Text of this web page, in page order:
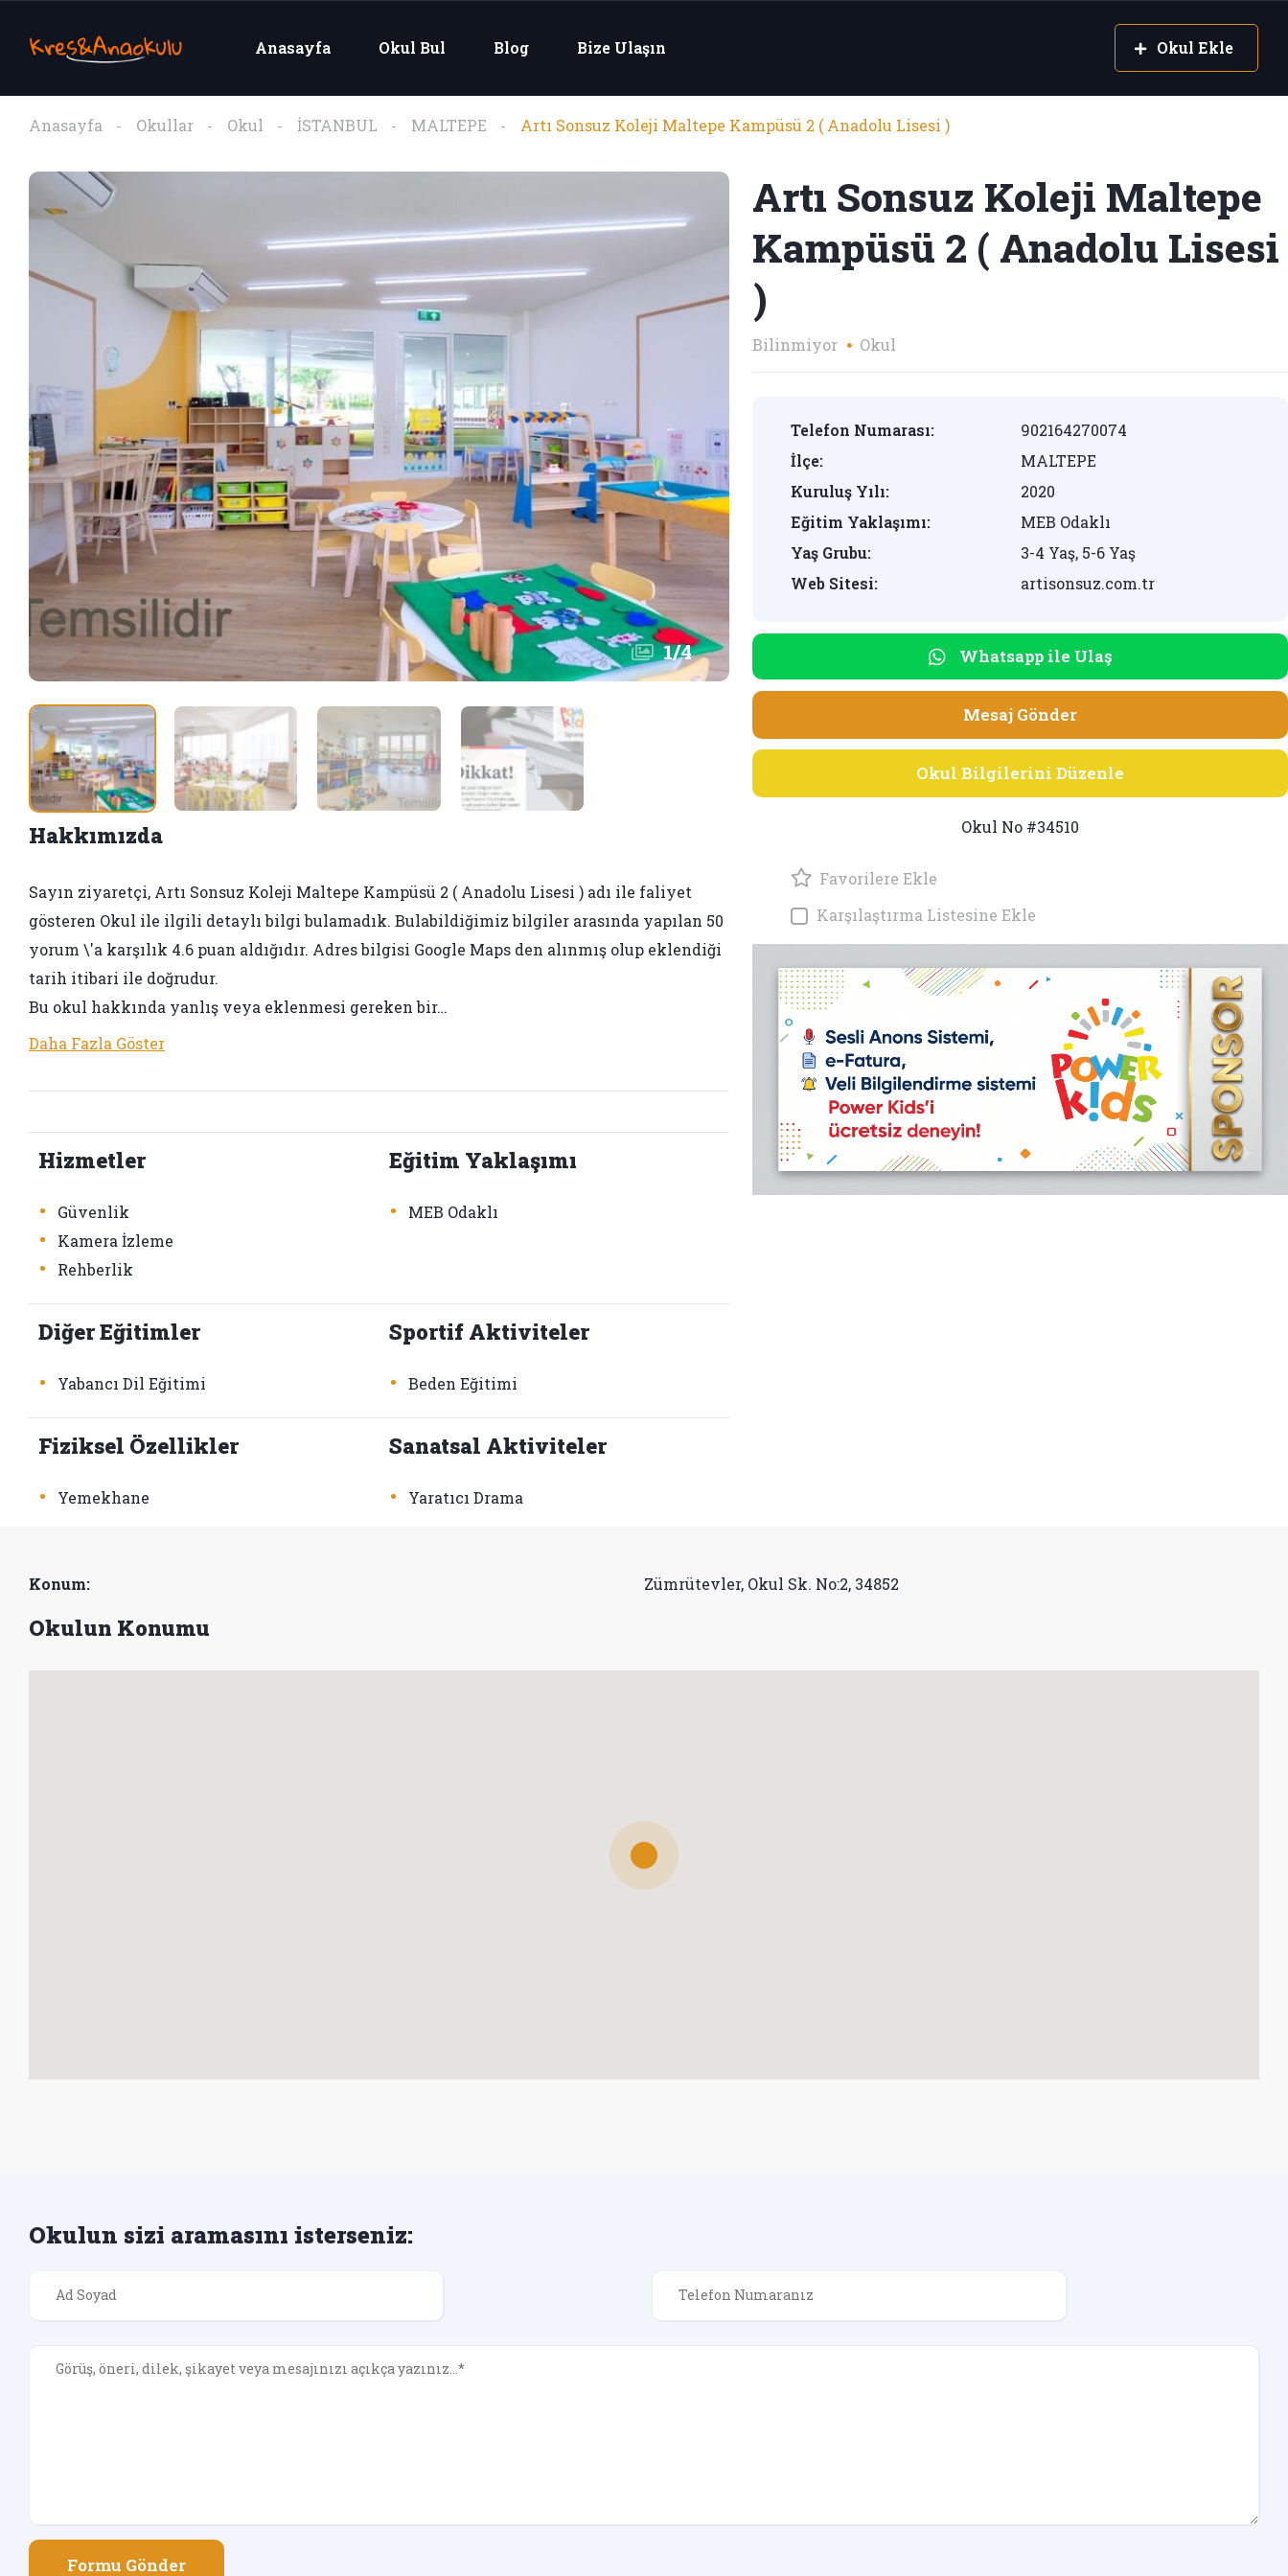
Anasayfa Okul Bul Blog Bize Ulaşın Okul Ekle
Anasayfa Okullar Okul İSTANBUL MALTEPE Artı Sonsuz Koleji Maltepe Kampüsü 2 ( Anadolu Lisesi )
1/4
Hakkımızda
Sayın ziyaretçi, Artı Sonsuz Koleji Maltepe Kampüsü 2 ( Anadolu Lisesi ) adı ile faliyet
gösteren Okul ile ilgili detaylı bilgi bulamadık. Bulabildiğimiz bilgiler arasında yapılan 50
yorum \'a karşılık 4.6 puan aldığıdır. Adres bilgisi Google Maps den alınmış olup eklendiği
tarih itibari ile doğrudur.
Bu okul hakkında yanlış veya eklenmesi gereken bir…
Daha Fazla Göster
Hizmetler
• Güvenlik
• Kamera İzleme
• Rehberlik
Eğitim Yaklaşımı
• MEB Odaklı
Diğer Eğitimler
• Yabancı Dil Eğitimi
Sportif Aktiviteler
• Beden Eğitimi
Fiziksel Özellikler
• Yemekhane
Sanatsal Aktiviteler
• Yaratıcı Drama
Artı Sonsuz Koleji Maltepe
Kampüsü 2 ( Anadolu Lisesi
)
Bilinmiyor Okul
Telefon Numarası:
902164270074
İlçe:
MALTEPE
Kuruluş Yılı:
2020
Eğitim Yaklaşımı:
MEB Odaklı
Yaş Grubu:
3-4 Yaş, 5-6 Yaş
Web Sitesi:
artisonsuz.com.tr
Whatsapp ile Ulaş
Mesaj Gönder
Okul Bilgilerini Düzenle
Okul No #34510
Favorilere Ekle
Karşılaştırma Listesine Ekle
Konum: Zümrütevler, Okul Sk. No:2, 34852
Okulun Konumu
Okulun sizi aramasını isterseniz:
Formu Gönder